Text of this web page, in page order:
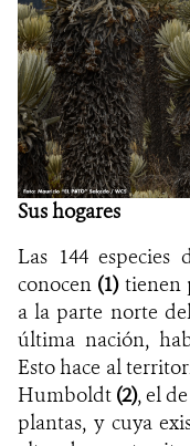
COBERTURA
MECANISMO DE
Sus hogares
Las 144 especies
conocen (1)tienen
a la parte norte
última nación,
Esto hace al
Humboldt (2), el
plantas, y cuya